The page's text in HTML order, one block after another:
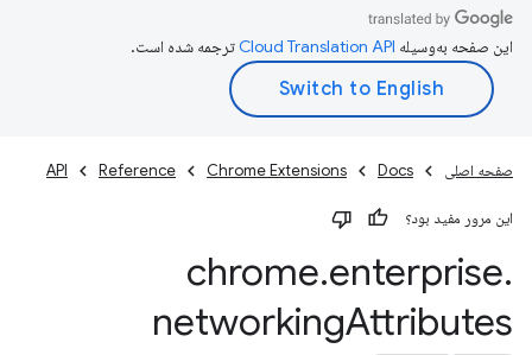
این صفحه به‌وسیله ترجمه شده است.
صفحه اصلی Docs
Chrome Extensions
Reference
API
این مرور مفید بود؟
chrome.enterprise.
networkingAttributes